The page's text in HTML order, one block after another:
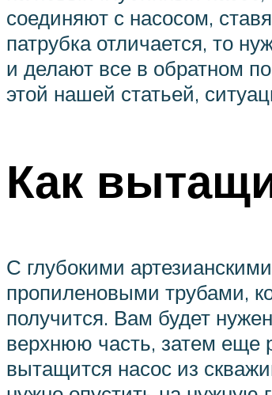
соединяют с насосом,
патрубка отличается, то
и делают все в обратном
этой нашей статьей,
Как
С глубокими
пропиленовыми трубами,
получится. Вам будет
верхнюю часть, затем еще
вытащится насос из